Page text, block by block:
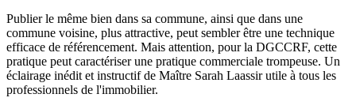
Publier le même bien dans sa commune, ainsi que dans une
commune voisine, plus attractive, peut sembler être une technique
efficace de référencement. Mais attention, pour la DGCCRF, cette
pratique peut caractériser une pratique commerciale trompeuse. Un
éclairage inédit et instructif de Maître Sarah Laassir utile à tous les
professionnels de l'immobilier.